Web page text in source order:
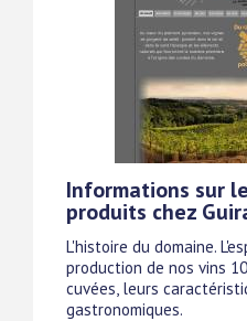
Informations sur
produits chez
L'histoire du domaine.
production de nos vins
cuvées, leurs
gastronomiques.